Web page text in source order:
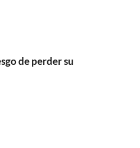
de perder su